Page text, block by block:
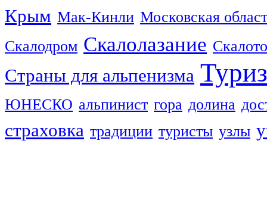
Крым Мак-Кинли Московская
Скалодром Скалолазание
Страны для альпенизма
ЮНЕСКО альпинист гора долина
страховка традиции туристы узлы